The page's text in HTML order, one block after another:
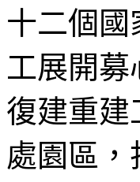
十二個
工展開
復建重建
處園區